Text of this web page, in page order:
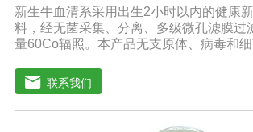
新生牛血清系采用出生2小时以内的健康
料，经无菌采集、分离、多级微孔滤膜过
量60Co辐照。本产品无支原体、病毒和
促进细胞增殖作用。适用于多种细胞株的
克隆抗体的制备和疫苗的研制及生产。质
《中华人民共和国药典》2020版、《中
典》2020版质量标准。规格：500ml/瓶、
联系我们